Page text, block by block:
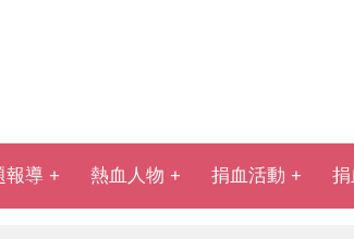
報導 熱血人物 捐血活動